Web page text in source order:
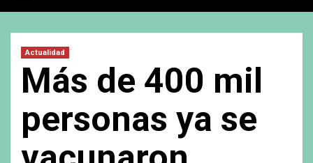
Actualidad
Más de 400 mil
personas ya se